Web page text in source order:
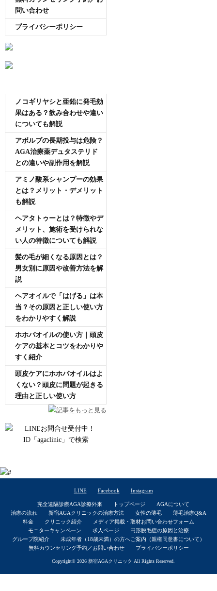
問い合わせ
プライバシーポリシー
ノコギリヤシと亜鉛に発毛効
果はある？飲み合わせや違い
についても解説
アボルブの長期投与は危険？
AGA治療薬デュタステリド
との違いや副作用を解説
アミノ酸系シャンプーの効果
とは？メリット・デメリット
も解説
ヘアタトゥーとは？特徴やデ
メリット、施術を受けられな
い人の特徴についても解説
髪の毛が細くなる原因とは？
男女別に原因や改善方法を解
説
ヘアオイルで「はげる」は本
当？その原因と正しい使い方
をわかりやすく解説
ホホバオイルの使い方｜頭皮
ケアの基本とコツをわかりや
すく紹介
頭皮ケアにホホバオイルはよ
くない？頭皮に問題が起きる
理由と正しい使い方
記事をもっと見る
LINE Facebook Instagram
完全遠隔診療AGA診療外来 トップページ
AGAについて
治療の流れ
新宿AGAクリニックの治療方法 女性の薄毛
薄毛治療Q&A
料金
クリニック紹介
メディア掲載・取材お問い合わせフォーム
モニターキャンペーン
求人ページ
円形脱毛症の原因と治療
グループ院紹介
未成年者（18歳未満）の方へご案内（親権同意書について）
無料カウンセリング予約／お問い合わせ
プライバシーポリシー
Copyright© 2026 新宿AGAクリニック All Rights Reserved.